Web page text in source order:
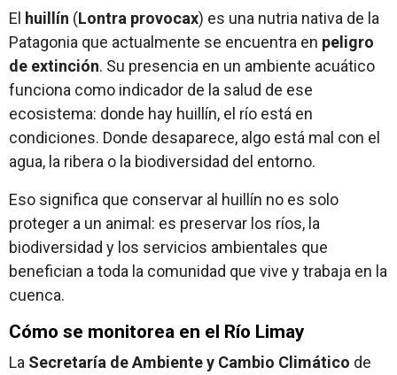
El huillín (Lontra provocax) es una nutria nativa de la
Patagonia que actualmente se encuentra en peligro
de extinción. Su presencia en un ambiente acuático
funciona como indicador de la salud de ese
ecosistema: donde hay huillín, el río está en
condiciones. Donde desaparece, algo está mal con el
agua, la ribera o la biodiversidad del entorno.
Eso significa que conservar al huillín no es solo
proteger a un animal: es preservar los ríos, la
biodiversidad y los servicios ambientales que
benefician a toda la comunidad que vive y trabaja en la
cuenca.
Cómo se monitorea en el Río Limay
La Secretaría de Ambiente y Cambio Climático de